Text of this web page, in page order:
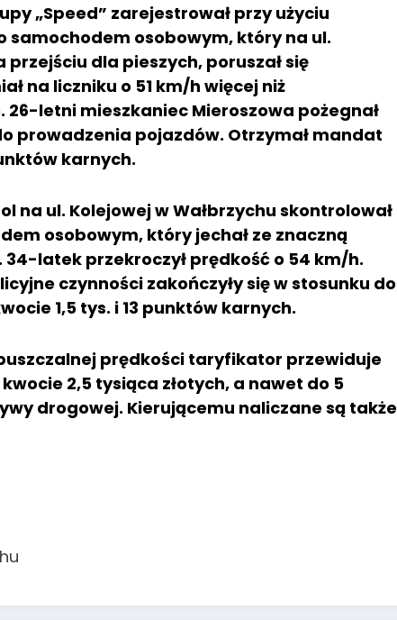
„Speed” zarejestrował przy użyciu
osobowym, który na ul.
przejściu dla pieszych, poruszał się
na liczniku o 51 km/h więcej niż
letni mieszkaniec Mieroszowa pożegnał
prowadzenia pojazdów. Otrzymał mandat
karnych.
na ul. Kolejowej w Wałbrzychu skontrolował
osobowym, który jechał ze znaczną
latek przekroczył prędkość o 54 km/h.
czynności zakończyły się w stosunku do
1,5 tys. i 13 punktów karnych.
prędkości taryfikator przewiduje
2,5 tysiąca złotych, a nawet do 5
drogowej. Kierującemu naliczane są także